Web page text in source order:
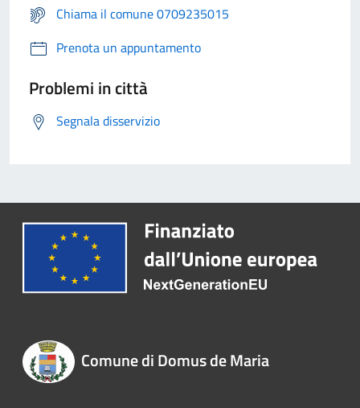
Chiama il comune 0709235015
Prenota un appuntamento
Problemi in città
Segnala disservizio
Comune di Domus de Maria